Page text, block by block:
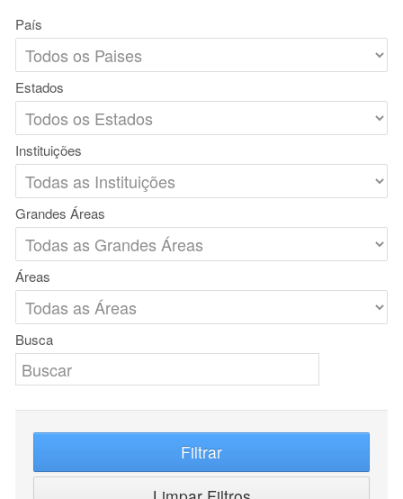
País
Estados
Instituições
Grandes Áreas
Áreas
Busca
Filtrar